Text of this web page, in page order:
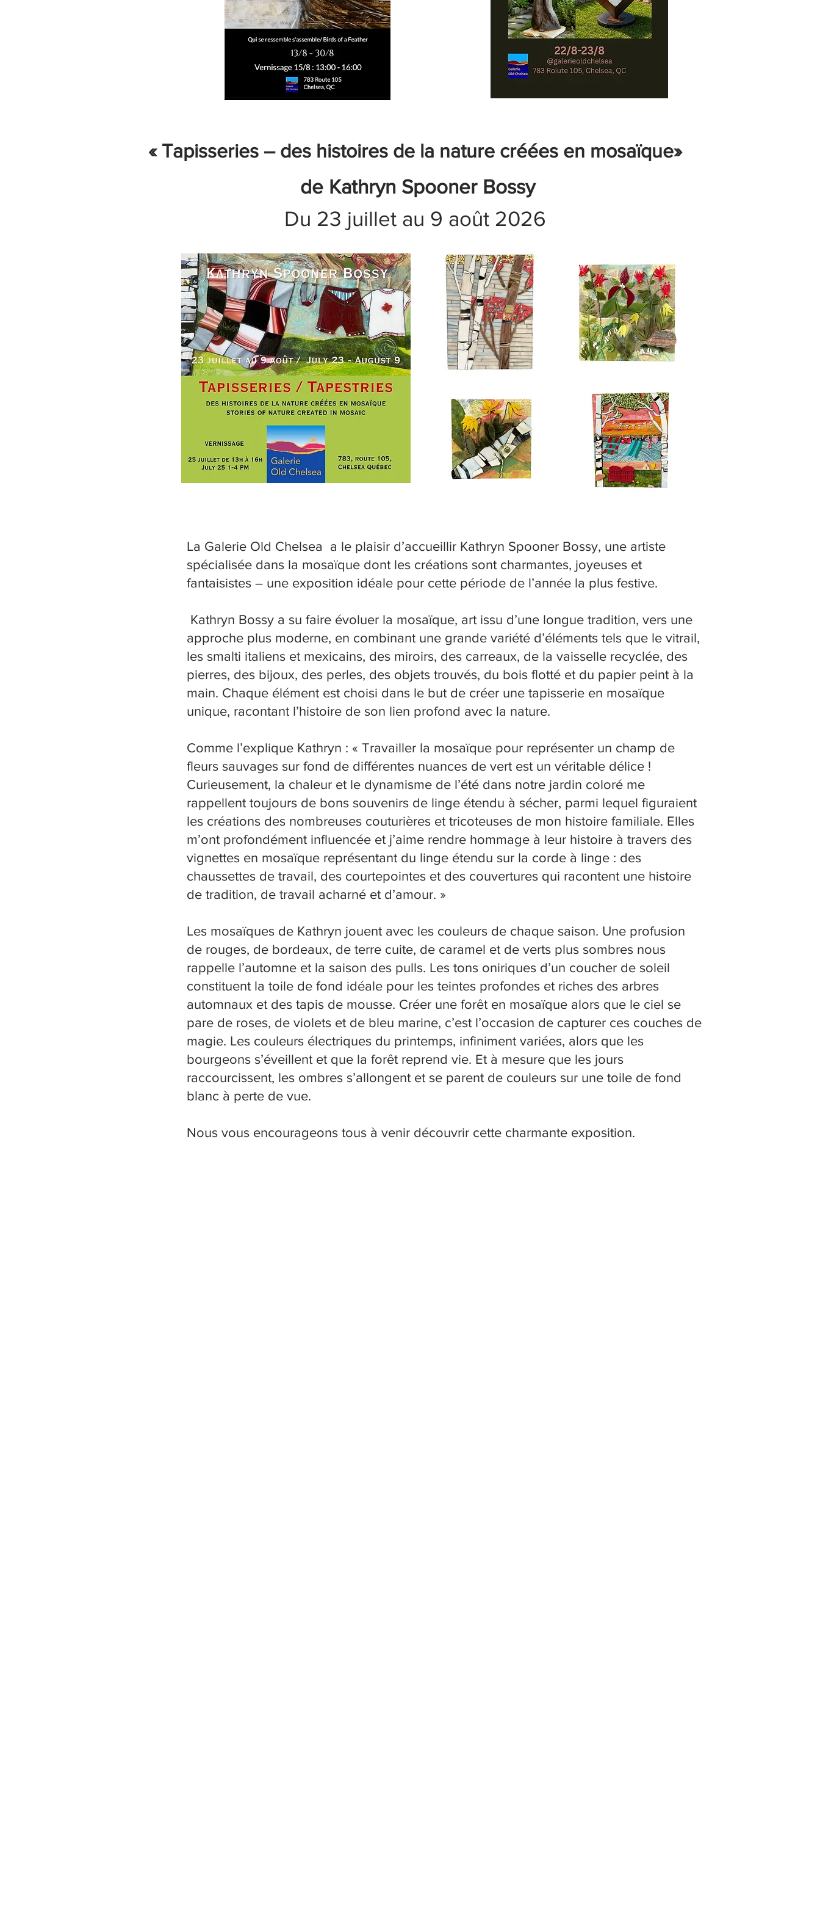
« Tapisseries – des histoires de la nature créées en mosaïque»
de Kathryn Spooner Bossy
Du 23 juillet au 9 août 2026
La Galerie Old Chelsea
a le plaisir d’accueillir Kathryn Spooner Bossy, une artiste
spécialisée dans la mosaïque dont les créations sont charmantes, joyeuses et
fantaisistes – une exposition idéale pour cette période de l’année la plus festive.
Kathryn Bossy a su faire évoluer la mosaïque, art issu d’une longue tradition, vers une
approche plus moderne, en combinant une grande variété d’éléments tels que le vitrail,
les smalti italiens et mexicains, des miroirs, des carreaux, de la vaisselle recyclée, des
pierres, des bijoux, des perles, des objets trouvés, du bois flotté et du papier peint à la
main. Chaque élément est choisi dans le but de créer une tapisserie en mosaïque
unique, racontant l’histoire de son lien profond avec la nature.
Comme l’explique Kathryn : « Travailler la mosaïque pour représenter un champ de
fleurs sauvages sur fond de différentes nuances de vert est un véritable délice !
Curieusement, la chaleur et le dynamisme de l’été dans notre jardin coloré me
rappellent toujours de bons souvenirs de linge étendu à sécher, parmi lequel figuraient
les créations des nombreuses couturières et tricoteuses de mon histoire familiale. Elles
m’ont profondément influencée et j’aime rendre hommage à leur histoire à travers des
vignettes en mosaïque représentant du linge étendu sur la corde à linge : des
chaussettes de travail, des courtepointes et des couvertures qui racontent une histoire
de tradition, de travail acharné et d’amour. »
Les mosaïques de Kathryn jouent avec les couleurs de chaque saison. Une profusion
de rouges, de bordeaux, de terre cuite, de caramel et de verts plus sombres nous
rappelle l’automne et la saison des pulls. Les tons oniriques d’un coucher de soleil
constituent la toile de fond idéale pour les teintes profondes et riches des arbres
automnaux et des tapis de mousse. Créer une forêt en mosaïque alors que le ciel se
pare de roses, de violets et de bleu marine, c’est l’occasion de capturer ces couches de
magie. Les couleurs électriques du printemps, infiniment variées, alors que les
bourgeons s’éveillent et que la forêt reprend vie. Et à mesure que les jours
raccourcissent, les ombres s’allongent et se parent de couleurs sur une toile de fond
blanc à perte de vue.
Nous vous encourageons tous à venir découvrir cette charmante exposition.